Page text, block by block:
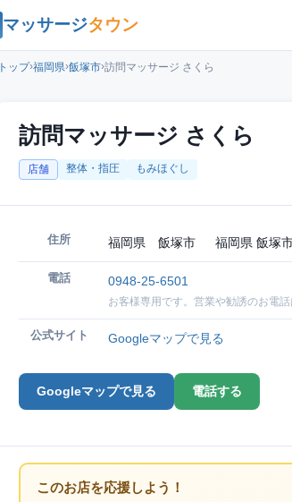
マッサージタウン
トップ›福岡県›飯塚市›訪問マッサージ さくら
訪問マッサージ さくら
店舗 整体・指圧 もみほぐし
住所 福岡県 飯塚市 福岡県 飯塚市
電話 0948-25-6501
お客様専用です。営業や勧誘のお電話
公式サイト Googleマップで見る
Googleマップで見る 電話する
このお店を応援しよう！